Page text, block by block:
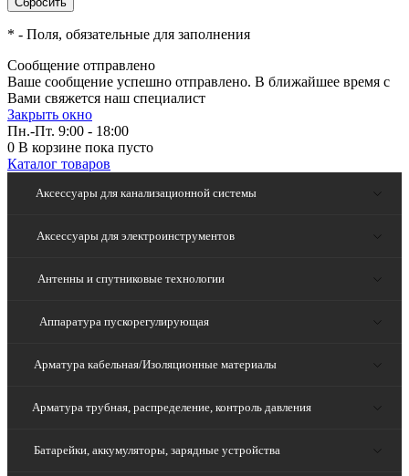
* - Поля, обязательные для заполнения
Сообщение отправлено
Ваше сообщение успешно отправлено. В ближайшее время с
Вами свяжется наш специалист
Закрыть окно
Пн.-Пт. 9:00 - 18:00
0 В корзине пока пусто
Каталог товаров
Аксессуары для канализационной системы
Аксессуары для электроинструментов
Антенны и спутниковые технологии
Аппаратура пускорегулирующая
Арматура кабельная/Изоляционные материалы
Арматура трубная, распределение, контроль давления
Батарейки, аккумуляторы, зарядные устройства